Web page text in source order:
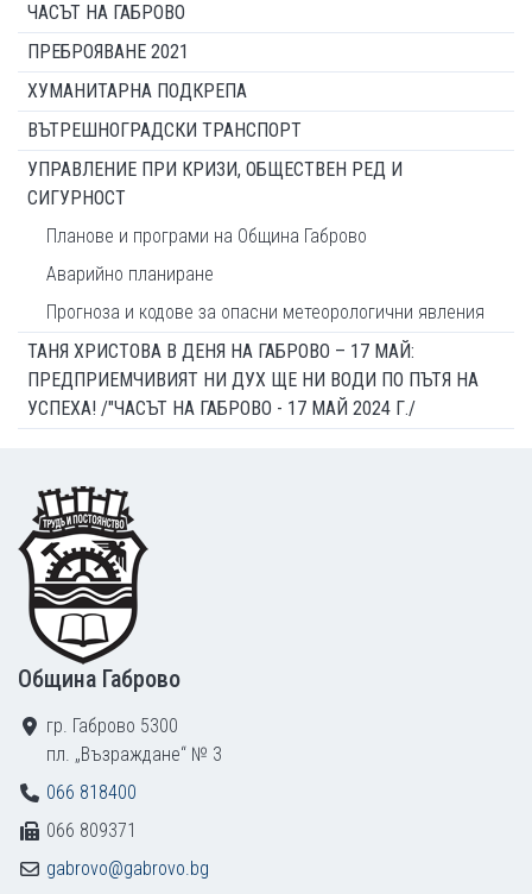
ЧАСЪТ НА ГАБРОВО
ПРЕБРОЯВАНЕ 2021
ХУМАНИТАРНА ПОДКРЕПА
ВЪТРЕШНОГРАДСКИ ТРАНСПОРТ
УПРАВЛЕНИЕ ПРИ КРИЗИ, ОБЩЕСТВЕН РЕД И
СИГУРНОСТ
Планове и програми на Община Габрово
Аварийно планиране
Прогноза и кодове за опасни метеорологични явления
ТАНЯ ХРИСТОВА В ДЕНЯ НА ГАБРОВО – 17 МАЙ:
ПРЕДПРИЕМЧИВИЯТ НИ ДУХ ЩЕ НИ ВОДИ ПО ПЪТЯ НА
УСПЕХА! /"ЧАСЪТ НА ГАБРОВО - 17 МАЙ 2024 Г./
Footer
Община Габрово
гр. Габрово 5300
пл. „Възраждане“ № 3
066 818400
066 809371
gabrovo@gabrovo.bg